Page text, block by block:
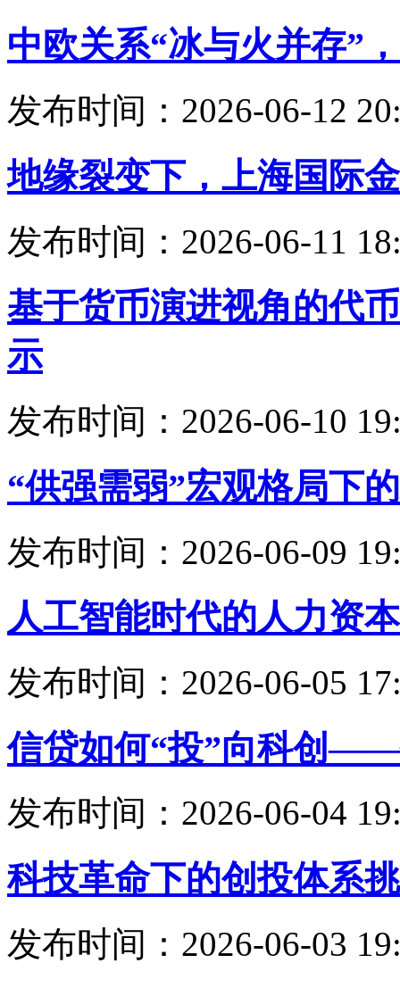
中欧关系“冰与火并存”
发布时间：2026-06-12
地缘裂变下，上海国际
发布时间：2026-06-11
基于货币演进视角的代
示
发布时间：2026-06-10
“供强需弱”宏观格局下
发布时间：2026-06-09
人工智能时代的人力资
发布时间：2026-06-05
信贷如何“投”向科创
发布时间：2026-06-04
科技革命下的创投体系
发布时间：2026-06-03